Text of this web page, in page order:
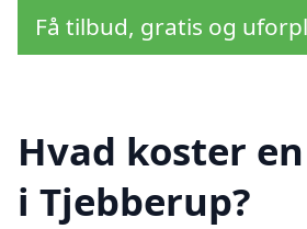
Få tilbud, gratis og
Hvad koster
i Tjebberup?